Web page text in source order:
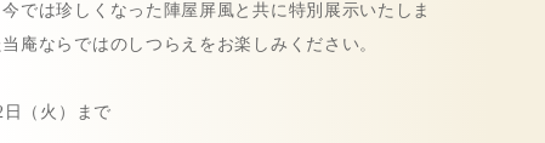
では珍しくなった陣屋屏風と共に特別展示いたしま
庵ならではのしつらえをお楽しみください。
（火）まで